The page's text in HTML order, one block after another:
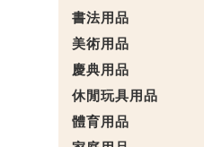
書法用品
美術用品
慶典用品
休閒玩具用品
體育用品